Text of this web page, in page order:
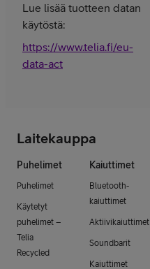
Lue lisää tuotteen datan
käytöstä:
https://www.telia.fi/eu-
data-act
Laitekauppa
Puhelimet
Puhelimet
Käytetyt
puhelimet –
Telia
Recycled
Kaiuttimet
Bluetooth-
kaiuttimet
Aktiivikaiuttimet
Soundbarit
Kaiuttimet